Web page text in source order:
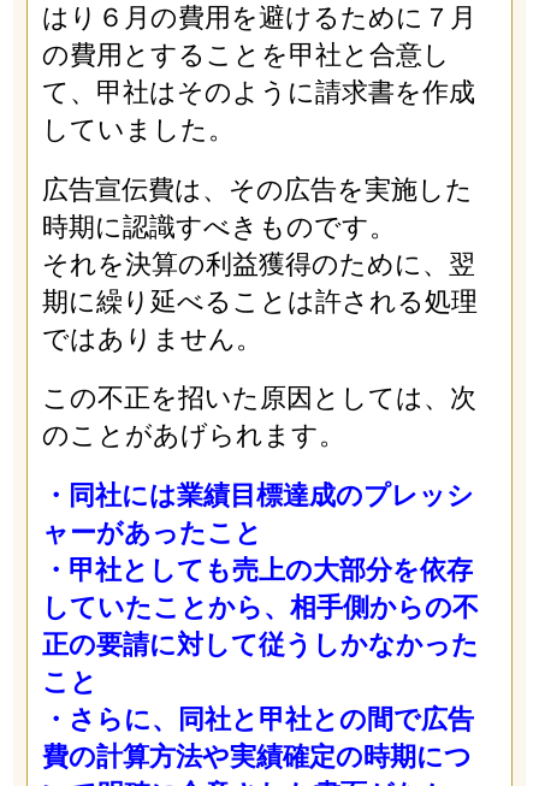
はり６月の費用を避けるために７月
の費用とすることを甲社と合意し
て、甲社はそのように請求書を作成
していました。
広告宣伝費は、その広告を実施した
時期に認識すべきものです。
それを決算の利益獲得のために、翌
期に繰り延べることは許される処理
ではありません。
この不正を招いた原因としては、次
のことがあげられます。
・同社には業績目標達成のプレッシ
ャーがあったこと
・甲社としても売上の大部分を依存
していたことから、相手側からの不
正の要請に対して従うしかなかった
こと
・さらに、同社と甲社との間で広告
費の計算方法や実績確定の時期につ